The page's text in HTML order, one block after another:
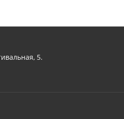
5.